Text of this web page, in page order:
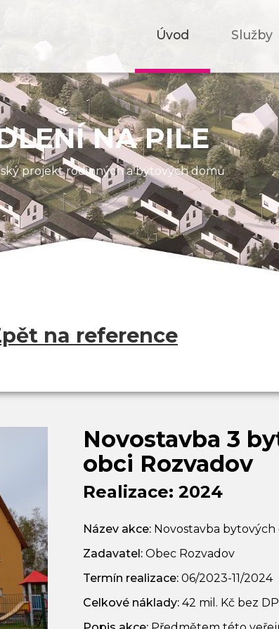
NA PILE
projekt rodinných a bytových domů
Služby
Úvod
na reference
Novostavba 3
obci Rozvadov
Realizace: 2024
Název akce: Novostavba bytových
Zadavatel: Obec Rozvadov
Termín realizace: 06/2023-11/2024
Celkové náklady: 42 mil. Kč bez